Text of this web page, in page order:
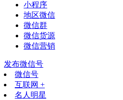
小程序
地区微信
微信群
微信货源
微信营销
发布微信号
微信号
互联网 +
名人明星